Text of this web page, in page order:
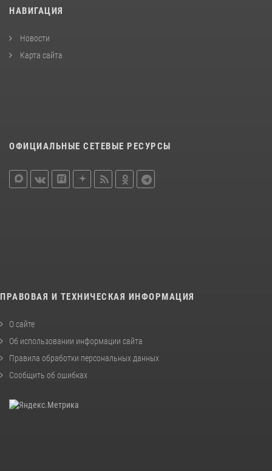
НАВИГАЦИЯ
Новости
Карта сайта
ОФИЦИАЛЬНЫЕ СЕТЕВЫЕ РЕСУРСЫ
ПРАВОВАЯ И ТЕХНИЧЕСКАЯ ИНФОРМАЦИЯ
О сайте
Об использовании информации сайта
Правила обработки персональных данных
Сообщить об ошибках